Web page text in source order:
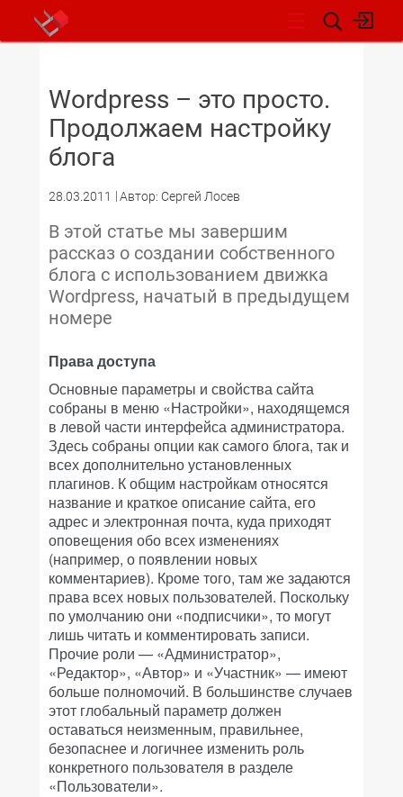
Wordpress – это просто.
Продолжаем настройку
блога
28.03.2011 Автор: Сергей Лосев
В этой статье мы завершим
рассказ о создании собственного
блога с использованием движка
Wordpress, начатый в предыдущем
номере
Права доступа
Основные параметры и свойства сайта
собраны в меню «Настройки», находящемся
в левой части интерфейса администратора.
Здесь собраны опции как самого блога, так и
всех дополнительно установленных
плагинов. К общим настройкам относятся
название и краткое описание сайта, его
адрес и электронная почта, куда приходят
оповещения обо всех изменениях
(например, о появлении новых
комментариев). Кроме того, там же задаются
права всех новых пользователей. Поскольку
по умолчанию они «подписчики», то могут
лишь читать и комментировать записи.
Прочие роли — «Администратор»,
«Редактор», «Автор» и «Участник» — имеют
больше полномочий. В большинстве случаев
этот глобальный параметр должен
оставаться неизменным, правильнее,
безопаснее и логичнее изменить роль
конкретного пользователя в разделе
«Пользователи».